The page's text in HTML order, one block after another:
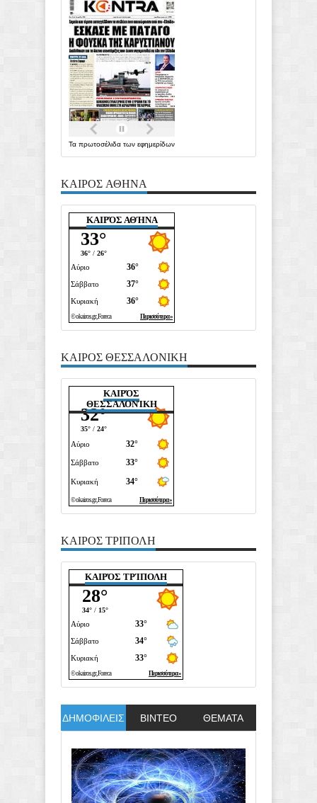
Τα πρωτοσέλιδα των εφημερίδων
ΚΑΙΡΟΣ ΑΘΗΝΑ
ΚΑΙΡΌΣ ΑΘΉΝΑ
ΚΑΙΡΟΣ ΘΕΣΣΑΛΟΝΙΚΗ
ΚΑΙΡΌΣ
ΘΕΣΣΑΛΟΝΊΚΗ
ΚΑΙΡΟΣ ΤΡΙΠΟΛΗ
ΚΑΙΡΌΣ ΤΡΊΠΟΛΗ
ΔΗΜΟΦΙΛΕΙΣ ΒΙΝΤΕΟ ΘΕΜΑΤΑ